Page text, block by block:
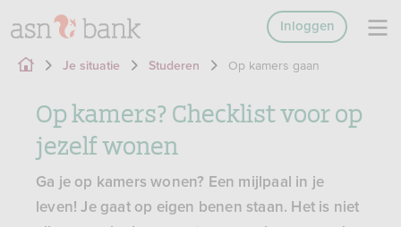
Inloggen
Je situatie Studeren Op kamers gaan
Op kamers? Checklist voor op
jezelf wonen
Ga je op kamers wonen? Een mijlpaal in je
leven! Je gaat op eigen benen staan. Het is niet